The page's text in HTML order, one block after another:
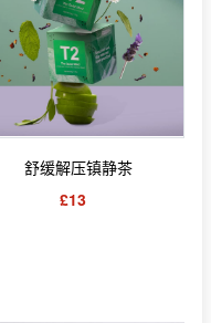
舒缓解压镇静茶
£13